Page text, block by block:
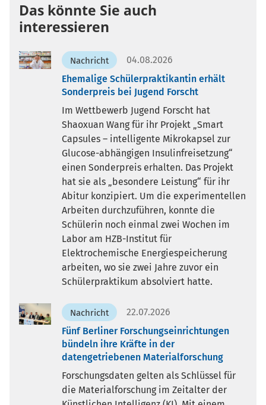
Das könnte Sie auch
interessieren
Nachricht
04.08.2026
Ehemalige Schülerpraktikantin erhält
Sonderpreis bei Jugend Forscht
Im Wettbewerb Jugend Forscht hat
Shaoxuan Wang für ihr Projekt „Smart
Capsules – intelligente Mikrokapsel zur
Glucose-abhängigen Insulinfreisetzung“
einen Sonderpreis erhalten. Das Projekt
hat sie als „besondere Leistung“ für ihr
Abitur konzipiert. Um die experimentellen
Arbeiten durchzuführen, konnte die
Schülerin noch einmal zwei Wochen im
Labor am HZB-Institut für
Elektrochemische Energiespeicherung
arbeiten, wo sie zwei Jahre zuvor ein
Schülerpraktikum absolviert hatte.
Nachricht
22.07.2026
Fünf Berliner Forschungseinrichtungen
bündeln ihre Kräfte in der
datengetriebenen Materialforschung
Forschungsdaten gelten als Schlüssel für
die Materialforschung im Zeitalter der